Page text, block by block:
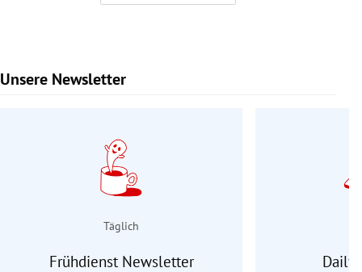
Unsere Newsletter
Slide 1 von 9
Täglich
Frühdienst Newsletter Daily